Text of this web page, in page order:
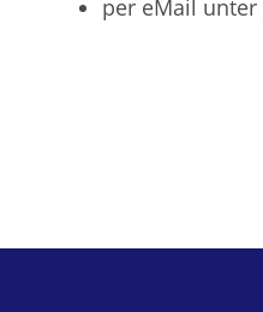
per eMail unter